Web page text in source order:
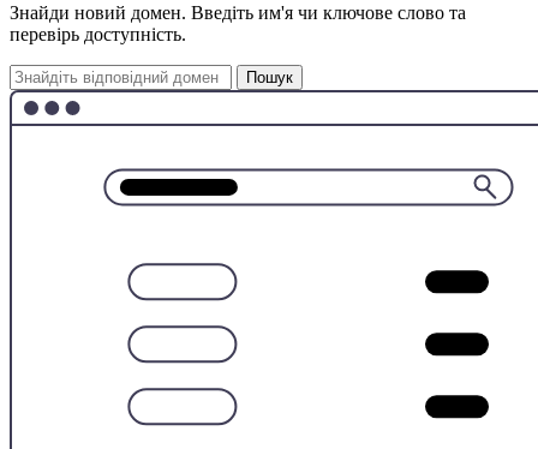
Знайди новий домен. Введіть им'я чи ключове слово та
перевірь доступність.
Пошук